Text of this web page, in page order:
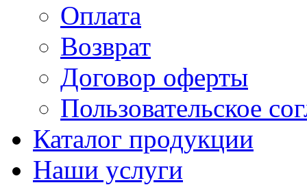
Оплата
Возврат
Договор оферты
Пользовательское
Каталог продукции
Наши услуги